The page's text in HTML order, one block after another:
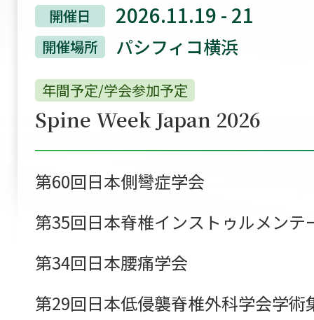
開催日 2026.11.19 - 21
開催場所 パシフィコ横浜
年間予定/学会参加予定
Spine Week Japan 2026
第60回日本側彎症学会
第35回日本脊椎インストゥルメンテ
第34回日本腰痛学会
第29回日本低侵襲脊椎外科学会学術